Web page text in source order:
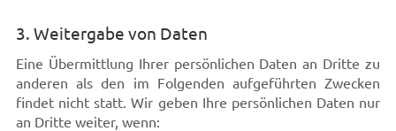
3. Weitergabe von Daten
Eine Übermittlung Ihrer persönlichen Daten an Dritte zu
anderen als den im Folgenden aufgeführten Zwecken
findet nicht statt. Wir geben Ihre persönlichen Daten nur
an Dritte weiter, wenn: